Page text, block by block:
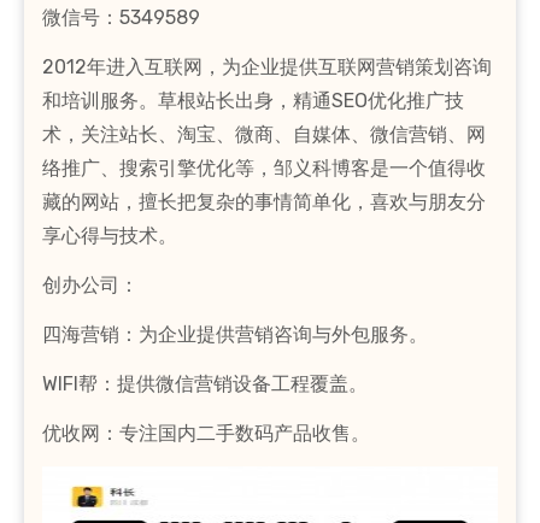
微信号：5349589
2012年进入互联网，为企业提供互联网营销策划咨询
和培训服务。草根站长出身，精通SEO优化推广技
术，关注站长、淘宝、微商、自媒体、微信营销、网
络推广、搜索引擎优化等，邹义科博客是一个值得收
藏的网站，擅长把复杂的事情简单化，喜欢与朋友分
享心得与技术。
创办公司：
四海营销：为企业提供营销咨询与外包服务。
WIFI帮：提供微信营销设备工程覆盖。
优收网：专注国内二手数码产品收售。